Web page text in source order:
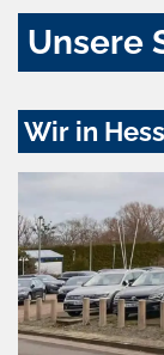
Unsere
Wir in